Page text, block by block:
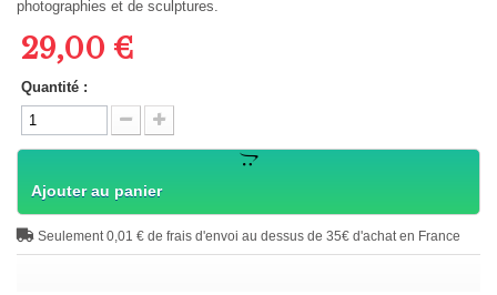
photographies et de sculptures.
29,00 €
Quantité :
Ajouter au panier
Seulement 0,01 € de frais d'envoi au dessus de 35€ d'achat en France